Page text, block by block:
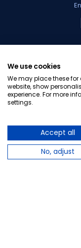
We use cookies
We may place these
website, show
experience. For more
settings.
Accept all
No, adjust